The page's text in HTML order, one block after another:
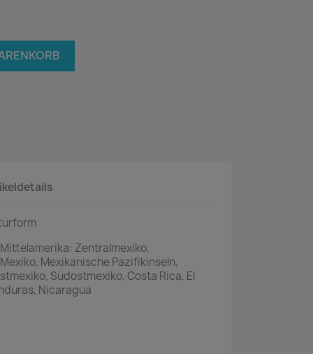
Zentralmexiko,
Mexikanische Pazifikinseln,
Südostmexiko, Costa Rica, El
Nicaragua